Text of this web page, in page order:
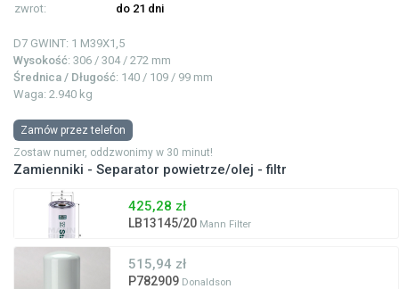
zwrot:
do 21 dni
D7 GWINT: 1 M39X1,5
Wysokość: 306 / 304 / 272 mm
Średnica / Długość: 140 / 109 / 99 mm
Waga: 2.940 kg
Zamów przez telefon
Zostaw numer, oddzwonimy w 30 minut!
Zamienniki - Separator powietrze/olej - filtr
425,28 zł
LB13145/20 Mann Filter
515,94 zł
P782909 Donaldson